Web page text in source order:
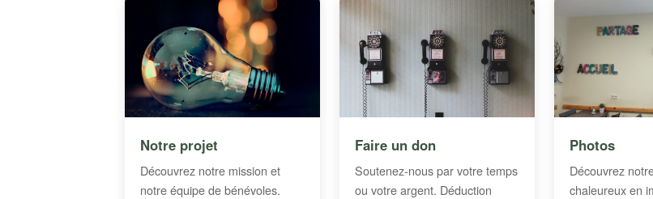
Notre projet
Découvrez notre mission et
notre équipe de bénévoles.
Faire un don
Soutenez-nous par votre temps
ou votre argent. Déduction
Photos
Découvrez
chaleureux en